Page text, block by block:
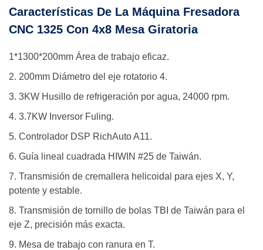
Características De La Máquina Fresadora
CNC 1325 Con 4x8 Mesa Giratoria
1*1300*200mm Área de trabajo eficaz.
2. 200mm Diámetro del eje rotatorio 4.
3. 3KW Husillo de refrigeración por agua, 24000 rpm.
4. 3.7KW Inversor Fuling.
5. Controlador DSP RichAuto A11.
6. Guía lineal cuadrada HIWIN #25 de Taiwán.
7. Transmisión de cremallera helicoidal para ejes X, Y,
potente y estable.
8. Transmisión de tornillo de bolas TBI de Taiwán para el
eje Z, precisión más exacta.
9. Mesa de trabajo con ranura en T.